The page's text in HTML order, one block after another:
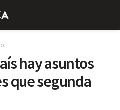
hay asuntos
que segunda